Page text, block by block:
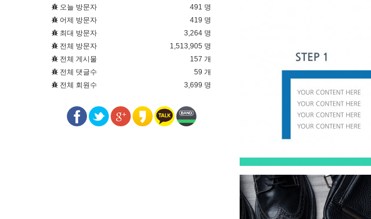
오늘 방문자
491 명
어제 방문자
419 명
최대 방문자
3,264 명
전체 방문자
1,513,905 명
전체 게시물
157 개
전체 댓글수
59 개
전체 회원수
3,699 명